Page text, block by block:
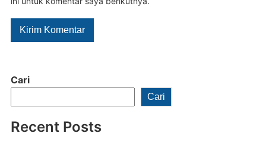
Cari
Cari
Recent Posts